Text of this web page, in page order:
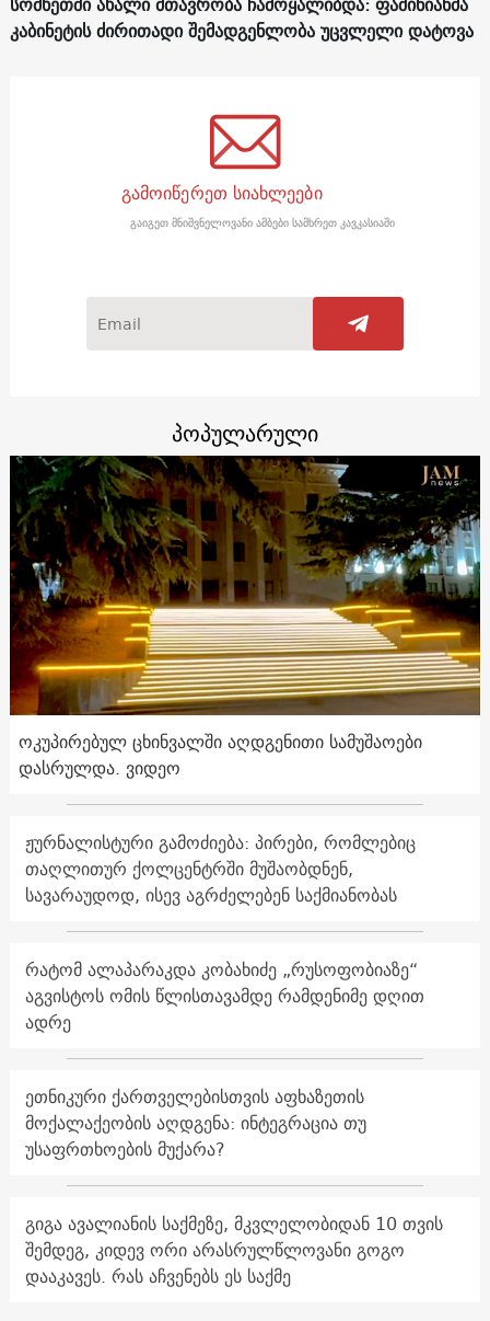
კაბინეტის ძირითადი შემადგენლობა უცვლელი დატოვა
გამოიწერეთ სიახლეები
გაიგეთ მნიშვნელოვანი ამბები სამხრეთ კავკასიაში
პოპულარული
ოკუპირებულ ცხინვალში აღდგენითი სამუშაოები
დასრულდა. ვიდეო
ჟურნალისტური გამოძიება: პირები, რომლებიც
თაღლითურ ქოლცენტრში მუშაობდნენ,
სავარაუდოდ, ისევ აგრძელებენ საქმიანობას
რატომ ალაპარაკდა კობახიძე „რუსოფობიაზე“
აგვისტოს ომის წლისთავამდე რამდენიმე დღით
ადრე
ეთნიკური ქართველებისთვის აფხაზეთის
მოქალაქეობის აღდგენა: ინტეგრაცია თუ
უსაფრთხოების მუქარა?
გიგა ავალიანის საქმეზე, მკვლელობიდან 10 თვის
შემდეგ, კიდევ ორი არასრულწლოვანი გოგო
დააკავეს. რას აჩვენებს ეს საქმე